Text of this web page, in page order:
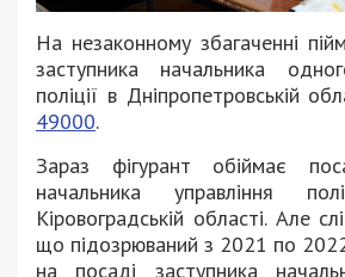
На незаконному збагаченні
заступника начальника
поліції в Дніпропетровській
49000.
Зараз фігурант обіймає
начальника управління
Кіровоградській області. Але
що підозрюваний з 2021 по
на посаді заступника